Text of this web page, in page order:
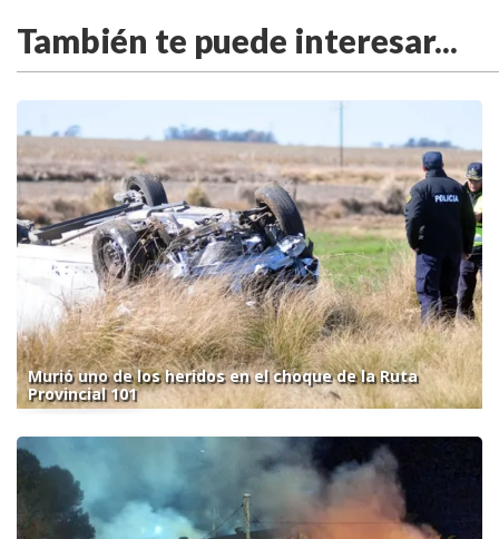
También te puede interesar...
Murió uno de los heridos en el choque de la Ruta
Provincial 101